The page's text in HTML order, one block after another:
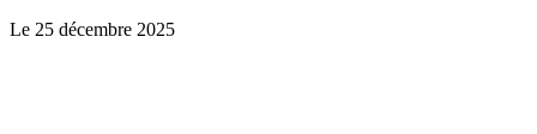
Le 25 décembre 2025